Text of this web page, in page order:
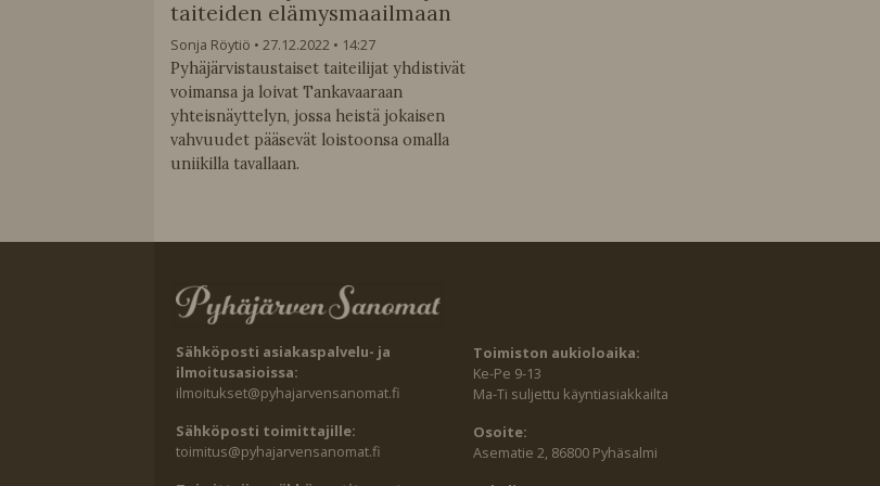
taiteiden elämysmaailmaan
Sonja Röytiö 27.12.2022
14:27
Pyhäjärvistaustaiset taiteilijat yhdistivät
voimansa ja loivat Tankavaaraan
yhteisnäyttelyn, jossa heistä jokaisen
vahvuudet pääsevät loistoonsa omalla
uniikilla tavallaan.
Sähköposti asiakaspalvelu- ja
ilmoitusasioissa:
ilmoitukset@pyhajarvensanomat.fi
Sähköposti toimittajille:
toimitus@pyhajarvensanomat.fi
Toimiston aukioloaika:
Ke-Pe 9-13
Ma-Ti suljettu käyntiasiakkailta
Osoite:
Asematie 2, 86800 Pyhäsalmi